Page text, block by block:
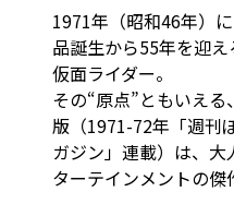
1971年（昭和46年）
品誕生から55年を迎
仮面ライダー。
その“原点”ともいえ
版（1971-72年「週刊
ガジン」連載）は、
ターテインメントの傑